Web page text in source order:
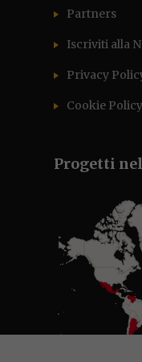
Partners
Iscriviti alla
Privacy
Cookie
Progetti